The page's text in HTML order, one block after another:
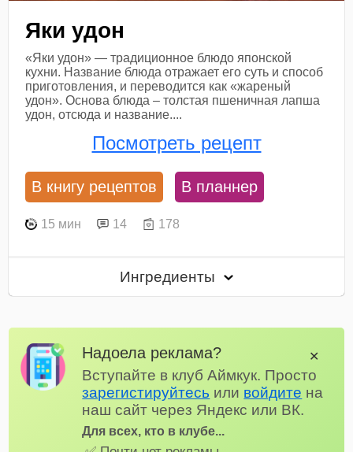
Яки удон
«Яки удон» — традиционное блюдо японской
кухни. Название блюда отражает его суть и способ
приготовления, и переводится как «жареный
удон». Основа блюда – толстая пшеничная лапша
удон, отсюда и название....
Посмотреть рецепт
В книгу рецептов В планнер
15 мин 14 178
Ингредиенты
Надоела реклама?
Вступайте в клуб Аймкук. Просто
зарегистируйтесь или войдите на
наш сайт через Яндекс или ВК.
Для всех, кто в клубе...
✕